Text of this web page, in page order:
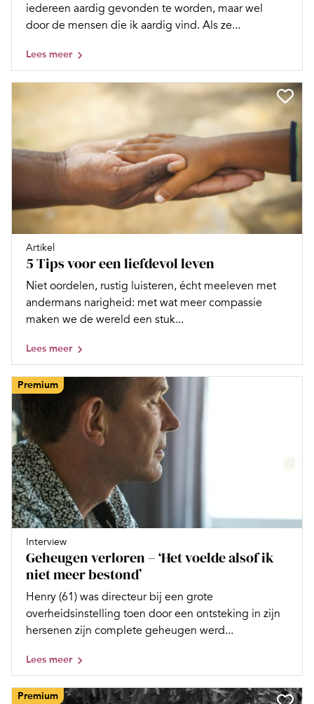
iedereen aardig gevonden te worden, maar wel
door de mensen die ik aardig vind. Als ze...
Lees meer
Artikel
5 Tips voor een liefdevol leven
Niet oordelen, rustig luisteren, écht meeleven met
andermans narigheid: met wat meer compassie
maken we de wereld een stuk...
Lees meer
Premium
Interview
Geheugen verloren – ‘Het voelde alsof ik
niet meer bestond’
Henry (61) was directeur bij een grote
overheidsinstelling toen door een ontsteking in zijn
hersenen zijn complete geheugen werd...
Lees meer
Premium